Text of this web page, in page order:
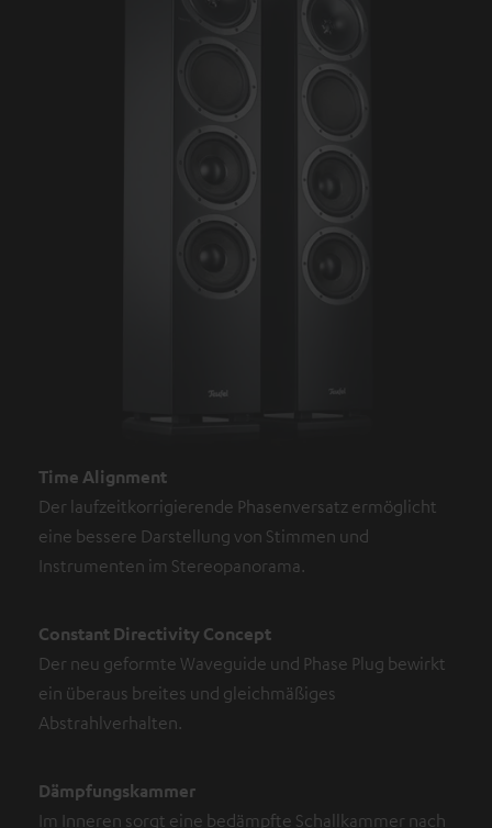
Time Alignment
Der laufzeitkorrigierende Phasenversatz ermöglicht
eine bessere Darstellung von Stimmen und
Instrumenten im Stereopanorama.
Constant Directivity Concept
Der neu geformte Waveguide und Phase Plug bewirkt
ein überaus breites und gleichmäßiges
Abstrahlverhalten.
Dämpfungskammer
Im Inneren sorgt eine bedämpfte Schallkammer nach